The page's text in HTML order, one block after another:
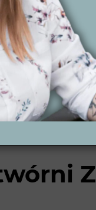
systemy
i wypełnienia
będzie